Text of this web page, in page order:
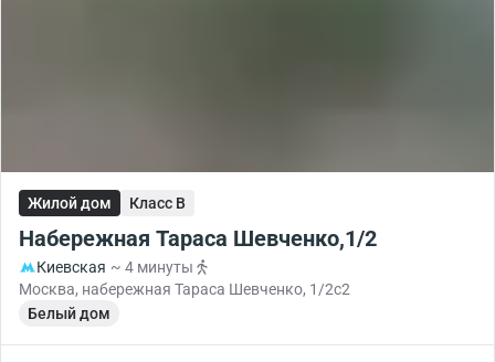
Жилой дом Класс B
Набережная Тараса Шевченко,1/2
Киевская ~ 4 минуты
Москва, набережная Тараса Шевченко, 1/2с2
Белый дом